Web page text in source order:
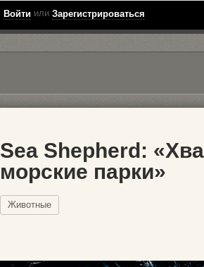
Войти или Зарегистрироваться
Sea Shepherd:
морские парки»
Животные